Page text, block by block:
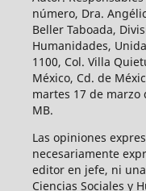
número, Dra.
Beller Taboada,
Humanidades,
1100, Col. Villa
México, Cd. de
martes 17 de marzo
MB.
Las opiniones
necesariamente
editor en jefe, ni
Ciencias Sociales y